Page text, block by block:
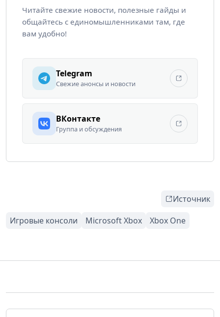
Читайте свежие новости, полезные гайды и
общайтесь с единомышленниками там, где
вам удобно!
Telegram
Свежие анонсы и новости
ВКонтакте
Группа и обсуждения
Источник